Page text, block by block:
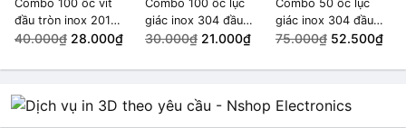
Combo 100 ốc vít
đầu tròn inox 201
M3x20
40.000₫ 28.000₫
Combo 100 ốc lục
giác inox 304 đầu
tròn M3x10
30.000₫ 21.000₫
Combo 50 ốc lục
giác inox 304 đầu
tròn M5x20
75.000₫ 52.500₫